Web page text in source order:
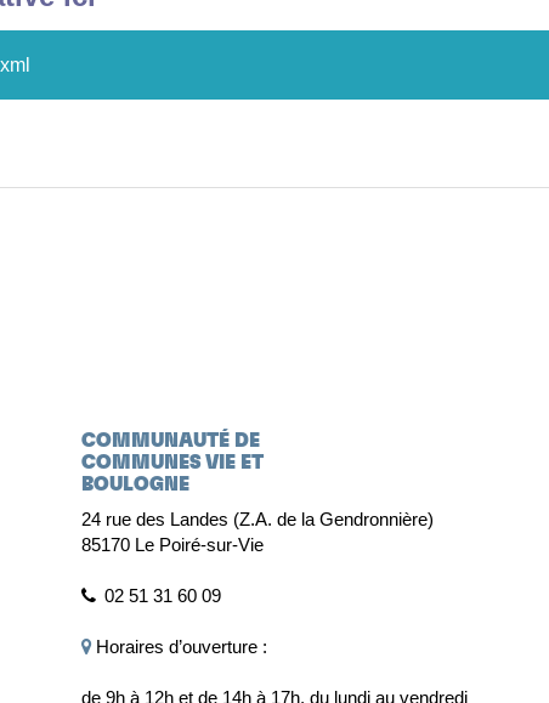
COMMUNAUTÉ DE
COMMUNES VIE ET
BOULOGNE
24 rue des Landes (Z.A. de la Gendronnière)
85170 Le Poiré-sur-Vie
02 51 31 60 09
Horaires d’ouverture :
de 9h à 12h et de 14h à 17h, du lundi au vendredi